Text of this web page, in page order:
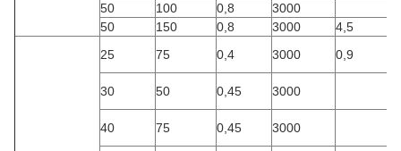
50
100 0,8
3000
50
150 0,8 3000 4,5
25 75 0,4 3000 0,9
30 50 0,45 3000
40 75 0,45 3000